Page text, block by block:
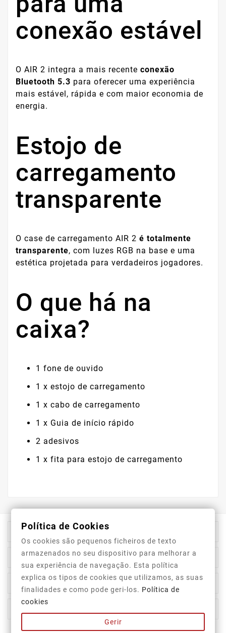
conexão estável
O AIR 2 integra a mais recente conexão
Bluetooth 5.3 para oferecer uma experiência
mais estável, rápida e com maior economia de
energia.
Estojo de
carregamento
transparente
O case de carregamento AIR 2 é totalmente
transparente, com luzes RGB na base e uma
estética projetada para verdadeiros jogadores.
O que há na
caixa?
1 fone de ouvido
1 x estojo de carregamento
1 x cabo de carregamento
1 x Guia de início rápido
2 adesivos
1 x fita para estojo de carregamento
Informação Da Loja
Top Categorias
A Nossa Empresa

Política de Cookies
Os cookies são pequenos ficheiros de texto
armazenados no seu dispositivo para melhorar a
sua experiência de navegação. Esta política
explica os tipos de cookies que utilizamos, as suas
finalidades e como pode geri-los. Política de
cookies
Gerir